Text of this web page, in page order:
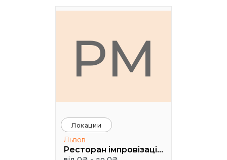
РМ
Локации
Львов
Ресторан імпровізацій Грушевський cinema jazz